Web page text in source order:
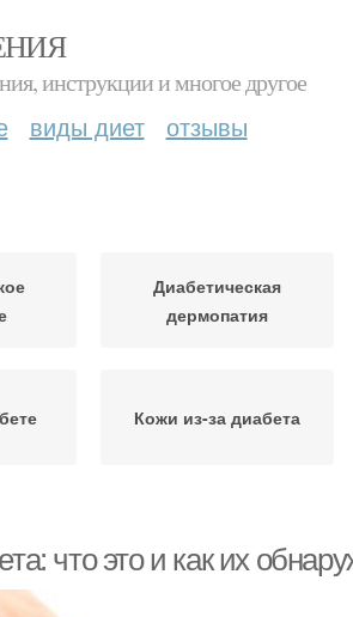
инструкции и многое другое
виды диет отзывы
Диабетическая
дермопатия
Кожи из-за диабета
что это и как их